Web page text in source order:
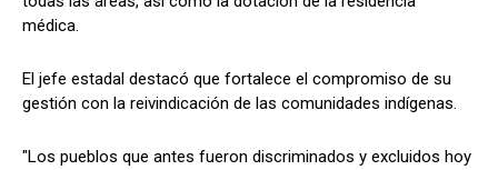
médica.
El jefe estadal destacó que fortalece el compromiso de su
gestión con la reivindicación de las comunidades indígenas.
"Los pueblos que antes fueron discriminados y excluidos hoy